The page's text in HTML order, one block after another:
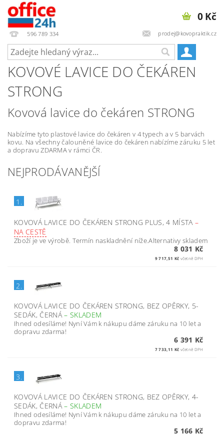
596 789 334 prodej@kovopraktik.cz
0 Kč
KOVOVÉ LAVICE DO ČEKÁREN
STRONG
Kovová lavice do čekáren STRONG
Nabízíme tyto plastové lavice do čekáren v 4 typech a v 5 barvách
kovu. Na všechny čalouněné lavice do čekáren nabízíme záruku 5 let
a dopravu ZDARMA v rámci ČR.
NEJPRODÁVANĚJŠÍ
1.
KOVOVÁ LAVICE DO ČEKÁREN STRONG PLUS, 4 MÍSTA –
NA CESTĚ
Zboží je ve výrobě. Termín naskladnění níže.Alternativy skladem
8 031 Kč
9 717,51 Kč včetně DPH
2.
KOVOVÁ LAVICE DO ČEKÁREN STRONG, BEZ OPĚRKY, 5-
SEDÁK, ČERNÁ– SKLADEM
Ihned odesíláme! Nyní Vám k nákupu dáme záruku na 10 let a
dopravu zdarma!
6 391 Kč
7 733,11 Kč včetně DPH
3.
KOVOVÁ LAVICE DO ČEKÁREN STRONG, BEZ OPĚRKY, 4-
SEDÁK, ČERNÁ– SKLADEM
Ihned odesíláme! Nyní Vám k nákupu dáme záruku na 10 let a
dopravu zdarma!
5 166 Kč